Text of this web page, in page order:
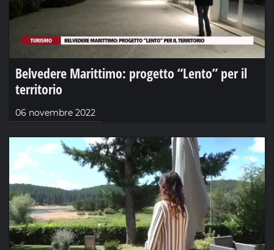
Belvedere Marittimo: progetto “Lento” per il
territorio
06 novembre 2022